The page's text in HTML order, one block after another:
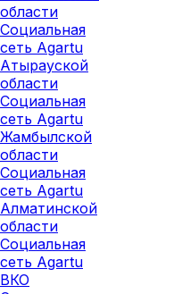
области
Социальная
сеть Agartu
Атырауской
области
Социальная
сеть Agartu
Жамбылской
области
Социальная
сеть Agartu
Алматинской
области
Социальная
сеть Agartu
ВКО